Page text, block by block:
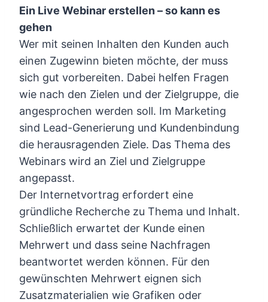
Ein Live Webinar erstellen – so kann es
gehen
Wer mit seinen Inhalten den Kunden auch
einen Zugewinn bieten möchte, der muss
sich gut vorbereiten. Dabei helfen Fragen
wie nach den Zielen und der Zielgruppe, die
angesprochen werden soll. Im Marketing
sind Lead-Generierung und Kundenbindung
die herausragenden Ziele. Das Thema des
Webinars wird an Ziel und Zielgruppe
angepasst.
Der Internetvortrag erfordert eine
gründliche Recherche zu Thema und Inhalt.
Schließlich erwartet der Kunde einen
Mehrwert und dass seine Nachfragen
beantwortet werden können. Für den
gewünschten Mehrwert eignen sich
Zusatzmaterialien wie Grafiken oder